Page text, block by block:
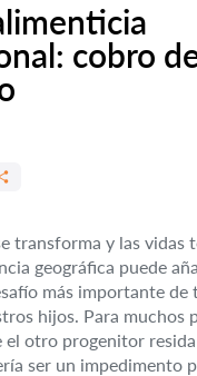
cobro
transforma y las vidas
geográfica puede
más importante de
hijos. Para muchos
el otro progenitor
ser un impedimento